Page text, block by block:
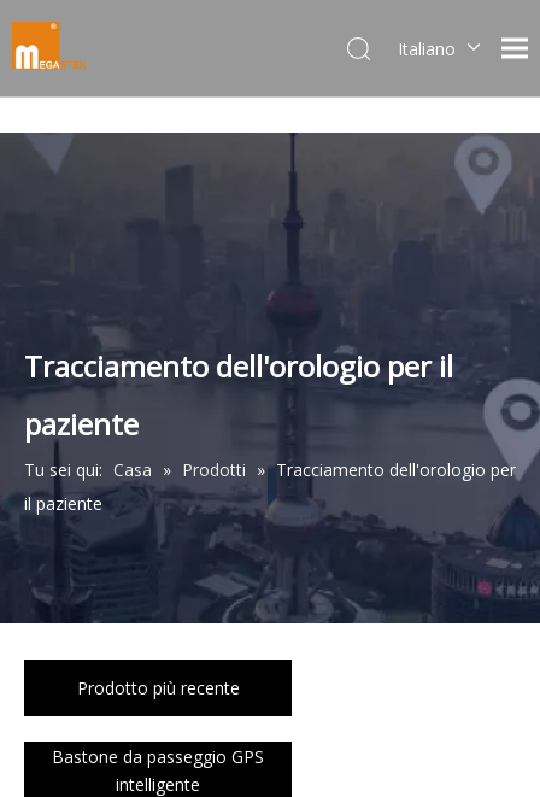
Italiano
Français
Tracciamento dell'orologio per il
paziente
Tu sei qui: Casa » Prodotti » Tracciamento dell'orologio per
il paziente
Prodotto più recente
Bastone da passeggio GPS
intelligente